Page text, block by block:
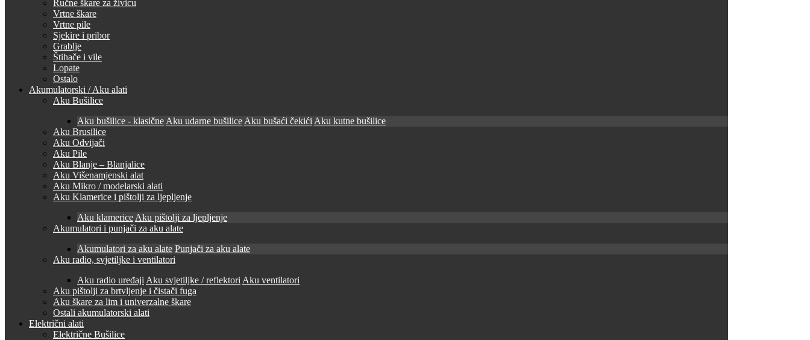
Ručne škare za živicu
Vrtne škare
Vrtne pile
Sjekire i pribor
Grablje
Štihače i vile
Lopate
Ostalo
Akumulatorski / Aku alati
Aku Bušilice
Aku bušilice - klasične Aku udarne bušilice Aku bušaći čekići Aku kutne bušilice
Aku Brusilice
Aku Odvijači
Aku Pile
Aku Blanje – Blanjalice
Aku Višenamjenski alat
Aku Mikro / modelarski alati
Aku Klamerice i pištolji za ljepljenje
Aku klamerice Aku pištolji za ljepljenje
Akumulatori i punjači za aku alate
Akumulatori za aku alate Punjači za aku alate
Aku radio, svjetiljke i ventilatori
Aku radio uređaji Aku svjetiljke / reflektori Aku ventilatori
Aku pištolji za brtvljenje i čistači fuga
Aku škare za lim i univerzalne škare
Ostali akumulatorski alati
Električni alati
Električne Bušilice